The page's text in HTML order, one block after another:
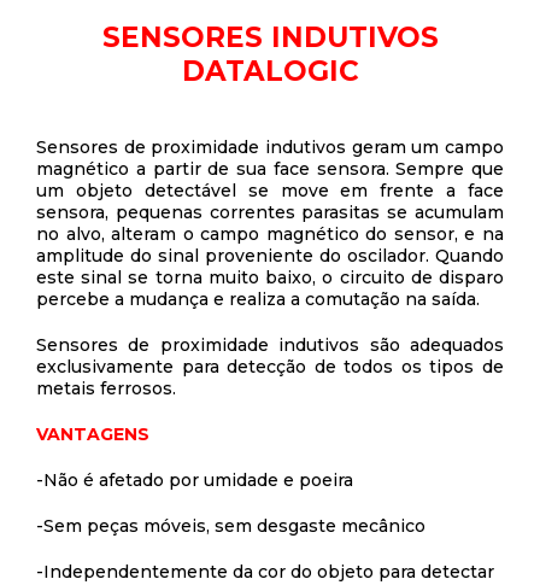
SENSORES INDUTIVOS
DATALOGIC
Sensores de proximidade indutivos geram um campo
magnético a partir de sua face sensora. Sempre que
um objeto detectável se move em frente a face
sensora, pequenas correntes parasitas se acumulam
no alvo, alteram o campo magnético do sensor, e na
amplitude do sinal proveniente do oscilador. Quando
este sinal se torna muito baixo, o circuito de disparo
percebe a mudança e realiza a comutação na saída.
Sensores de proximidade indutivos são adequados
exclusivamente para detecção de todos os tipos de
metais ferrosos.
VANTAGENS
-Não é afetado por umidade e poeira
-Sem peças móveis, sem desgaste mecânico
-Independentemente da cor do objeto para detectar